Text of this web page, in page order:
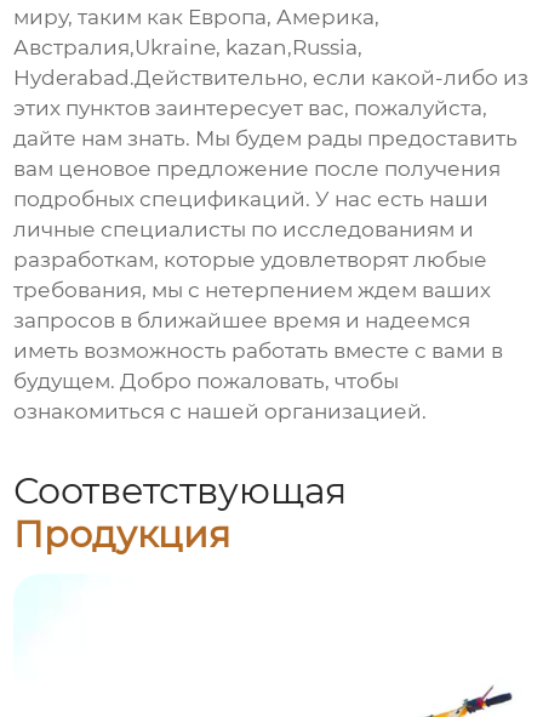
миру, таким как Европа, Америка,
Австралия,Ukraine, kazan,Russia,
Hyderabad.Действительно, если какой-либо из
этих пунктов заинтересует вас, пожалуйста,
дайте нам знать. Мы будем рады предоставить
вам ценовое предложение после получения
подробных спецификаций. У нас есть наши
личные специалисты по исследованиям и
разработкам, которые удовлетворят любые
требования, мы с нетерпением ждем ваших
запросов в ближайшее время и надеемся
иметь возможность работать вместе с вами в
будущем. Добро пожаловать, чтобы
ознакомиться с нашей организацией.
Соответствующая
Продукция